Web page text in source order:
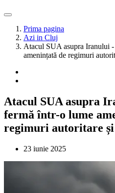
Prima pagina
Azi in Cluj
Atacul SUA asupra Iranului
amenințată de regimuri
Atacul SUA asupra
fermă într-o lume
regimuri autoritare
23 iunie 2025